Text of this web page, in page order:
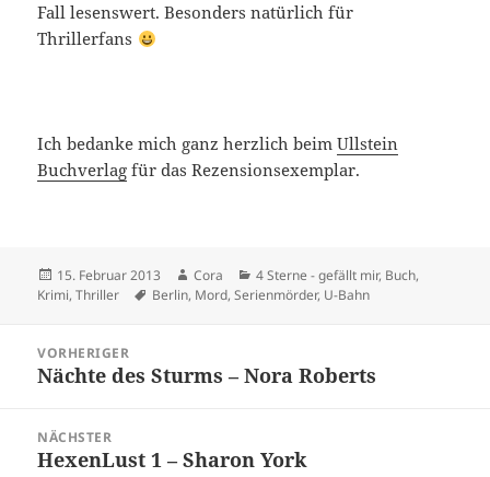
Fall lesenswert. Besonders natürlich für
Thrillerfans
Ich bedanke mich ganz herzlich beimUllstein
Buchverlag für das Rezensionsexemplar.
Veröffentlicht
am
15. Februar 2013 Autor
Cora Kategorien
4 Sterne - gefällt mir, Buch,
Krimi,Thriller Schlagwörter
Berlin, Mord,Serienmörder, U-Bahn
VORHERIGER
Vorheriger
Nächte des Sturms – Nora Roberts
NÄCHSTER
Nächster
HexenLust 1 – Sharon York